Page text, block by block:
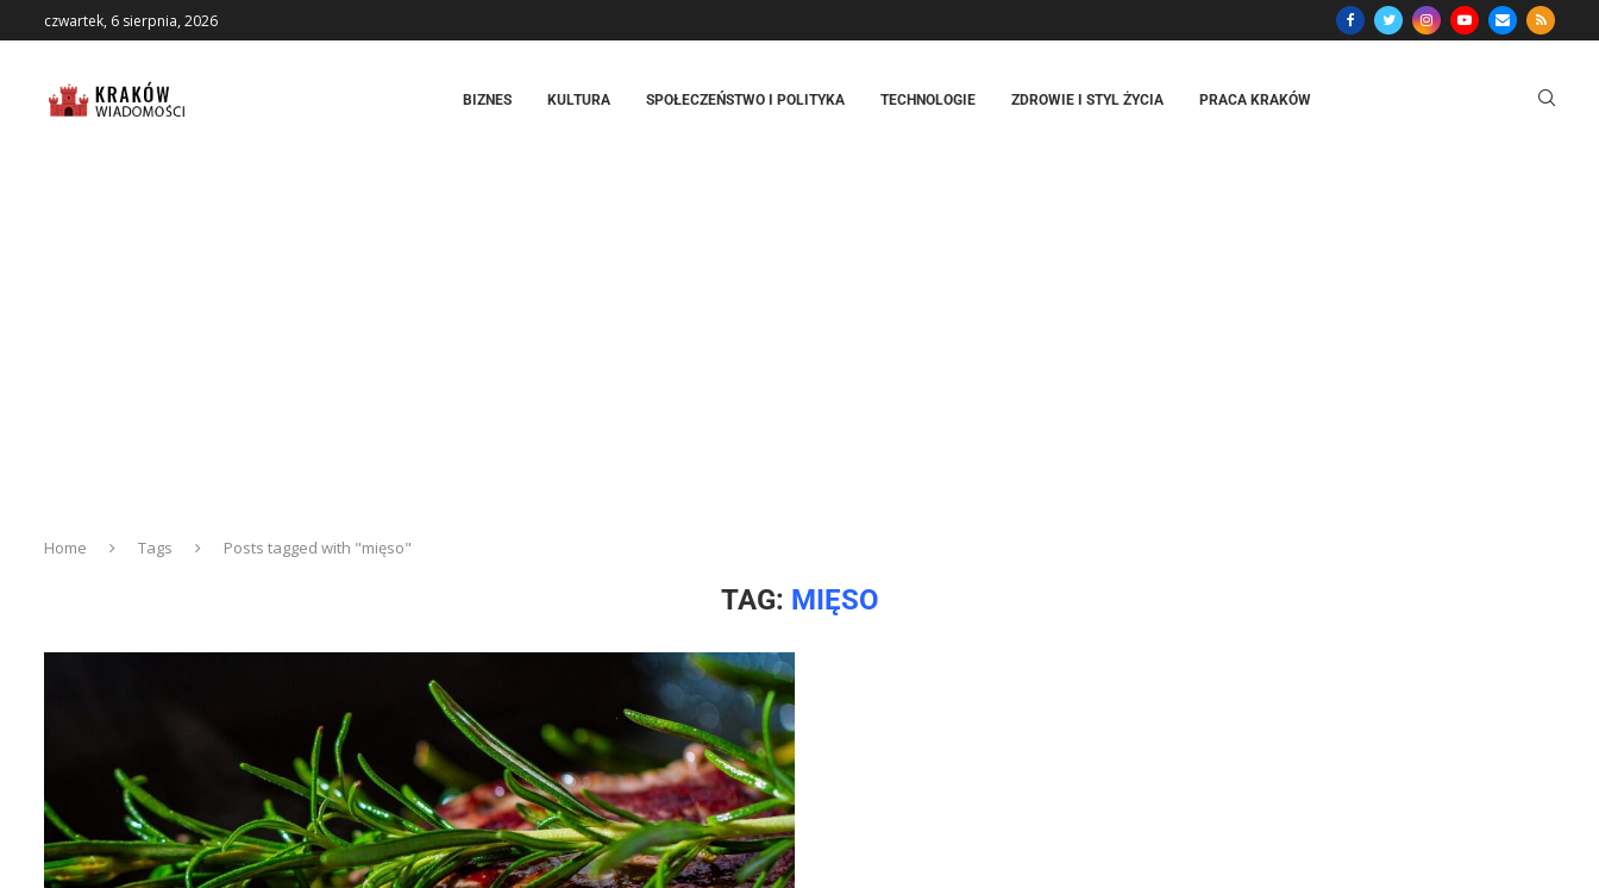
czwartek, 6 sierpnia, 2026
BIZNES KULTURA SPOŁECZEŃSTWO I POLITYKA TECHNOLOGIE ZDROWIE I STYL ŻYCIA PRACA KRAKÓW
Home Tags Posts tagged with "mięso"
TAG: MIĘSO